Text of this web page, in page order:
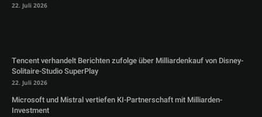
22. Juli 2026
Tencent verhandelt Berichten zufolge über Milliardenkauf von Disney-
Solitaire-Studio SuperPlay
22. Juli 2026
Microsoft und Mistral vertiefen KI-Partnerschaft mit Milliarden-
Investment